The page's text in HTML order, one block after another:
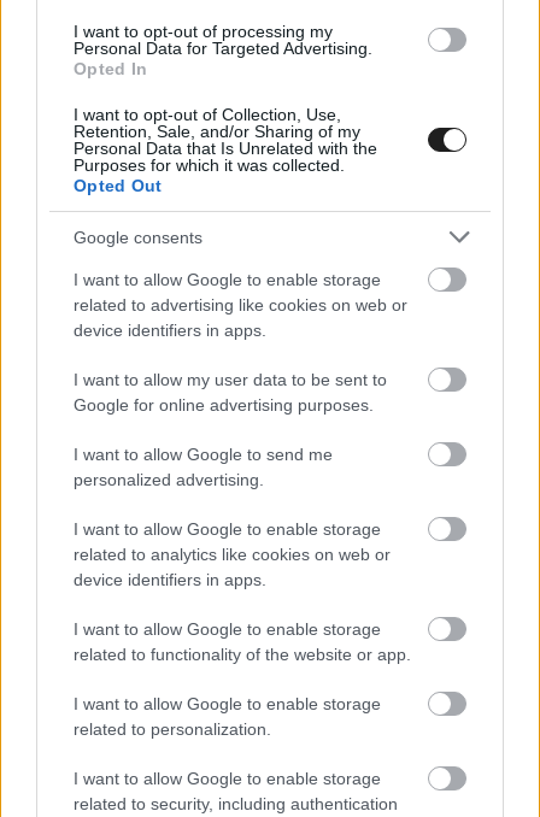
I want to opt-out of processing my
Personal Data for Targeted Advertising.
Opted In
I want to opt-out of Collection, Use,
Retention, Sale, and/or Sharing of my
Personal Data that Is Unrelated with the
Purposes for which it was collected.
Opted Out
Google consents
I want to allow Google to enable storage
related to advertising like cookies on web or
device identifiers in apps.
I want to allow my user data to be sent to
Google for online advertising purposes.
I want to allow Google to send me
personalized advertising.
I want to allow Google to enable storage
related to analytics like cookies on web or
device identifiers in apps.
I want to allow Google to enable storage
related to functionality of the website or app.
I want to allow Google to enable storage
related to personalization.
I want to allow Google to enable storage
related to security, including authentication
ennyi elég lesz.
MOTOR / 2026. JÚN. 20.
Visszalépés az időmérő után, egy
fővel csökkent a MotoGP-mezőny
létszáma Brnóban
ezzel 22 helyett csak 21 versenyző áll majd fel a rajtrácsra.